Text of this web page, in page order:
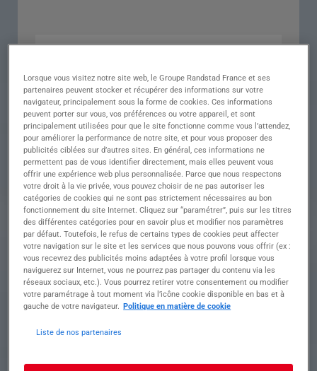
Expérience
Salaire
Contrat
Ville
()
Référence Annonce n°
Contact
Tél.
Lorsque vous visitez notre site web, le Groupe Randstad France et ses
partenaires peuvent stocker et récupérer des informations sur votre
navigateur, principalement sous la forme de cookies. Ces informations
peuvent porter sur vous, vos préférences ou votre appareil, et sont
principalement utilisées pour que le site fonctionne comme vous l’attendez,
pour améliorer la performance de notre site, et pour vous proposer des
publicités ciblées sur d’autres sites. En général, ces informations ne
permettent pas de vous identifier directement, mais elles peuvent vous
offrir une expérience web plus personnalisée. Parce que nous respectons
votre droit à la vie privée, vous pouvez choisir de ne pas autoriser les
catégories de cookies qui ne sont pas strictement nécessaires au bon
fonctionnement du site Internet. Cliquez sur “paramétrer”, puis sur les titres
des différentes catégories pour en savoir plus et modifier nos paramètres
par défaut. Toutefois, le refus de certains types de cookies peut affecter
votre navigation sur le site et les services que nous pouvons vous offrir (ex :
vous recevrez des publicités moins adaptées à votre profil lorsque vous
naviguerez sur Internet, vous ne pourrez pas partager du contenu via les
réseaux sociaux, etc.). Vous pourrez retirer votre consentement ou modifier
votre paramétrage à tout moment via l’icône cookie disponible en bas et à
gauche de votre navigateur. Politique en matière de cookie
Liste de nos partenaires